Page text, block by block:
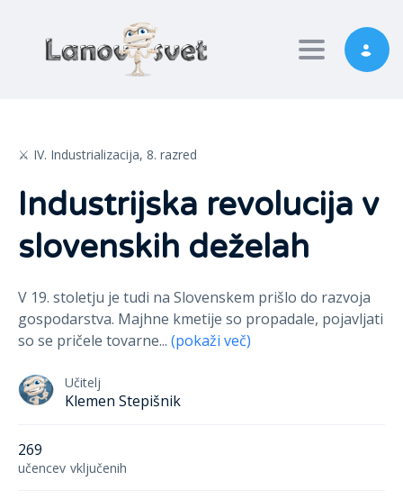
Toggle
⚔️ IV. Industrializacija, 8. razred
Industrijska revolucija v
slovenskih deželah
V 19. stoletju je tudi na Slovenskem prišlo do razvoja
gospodarstva. Majhne kmetije so propadale, pojavljati
so se pričele tovarne... (pokaži več)
Učitelj
Klemen Stepišnik
269
učencev vključenih